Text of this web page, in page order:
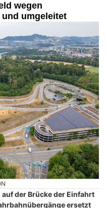
wegen
umgeleitet
der Brücke der Einfahrt
ersetzt